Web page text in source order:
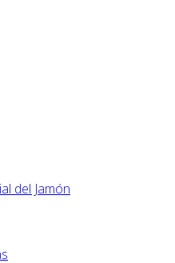
del Jamón